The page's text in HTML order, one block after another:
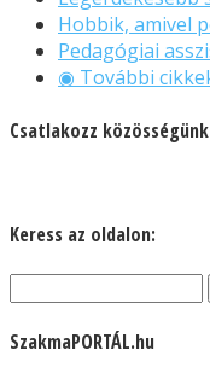
Hobbik, amivel
Pedagógiai
◉ További
Csatlakozz
Keress az oldalon:
SzakmaPORTÁL.hu